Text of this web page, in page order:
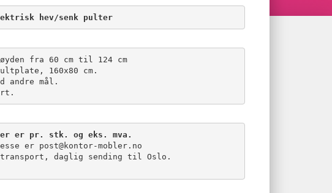
hev/senk pulter
fra 60 cm til 124 cm
160x80 cm.
andre mål.
er pr. stk. og eks. mva.
er post@kontor-mobler.no
daglig sending til Oslo.